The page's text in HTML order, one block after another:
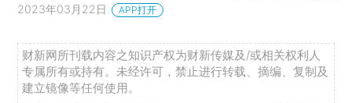
2023年03月22日 APP打开
财新网所刊载内容之知识产权为财新传媒及/或相关权利人
专属所有或持有。未经许可，禁止进行转载、摘编、复制及
建立镜像等任何使用。